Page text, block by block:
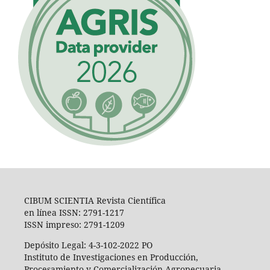
CIBUM SCIENTIA Revista Científica
en línea ISSN: 2791-1217
ISSN impreso: 2791-1209
Depósito Legal: 4-3-102-2022 PO
Instituto de Investigaciones en Producción,